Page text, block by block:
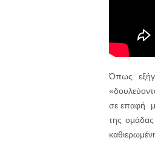
Όπως
σε επαφή
της ομάδας